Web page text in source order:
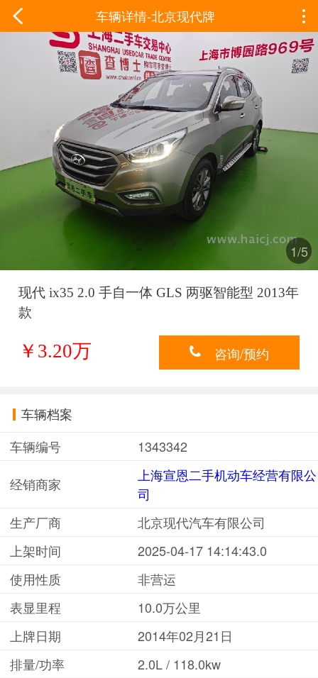
车辆详情-北京现代牌
1/5
现代 ix35 2.0 手自一体 GLS 两驱智能型 2013年
款
￥3.20万 咨询/预约
车辆档案
车辆编号
1343342
经销商家
上海宣恩二手机动车经营有限公
司
生产厂商
北京现代汽车有限公司
上架时间
2025-04-17 14:14:43.0
使用性质
非营运
表显里程
10.0万公里
上牌日期
2014年02月21日
排量/功率
2.0L / 118.0kw